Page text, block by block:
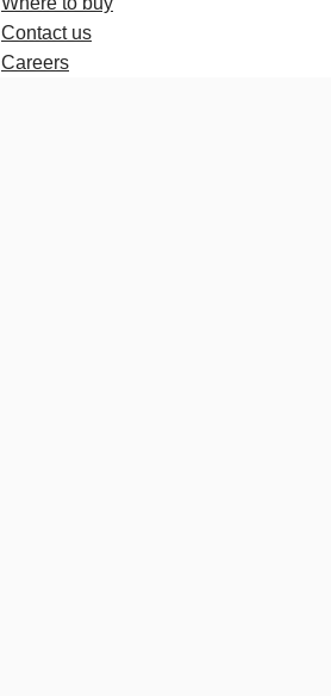
Contact us
Careers